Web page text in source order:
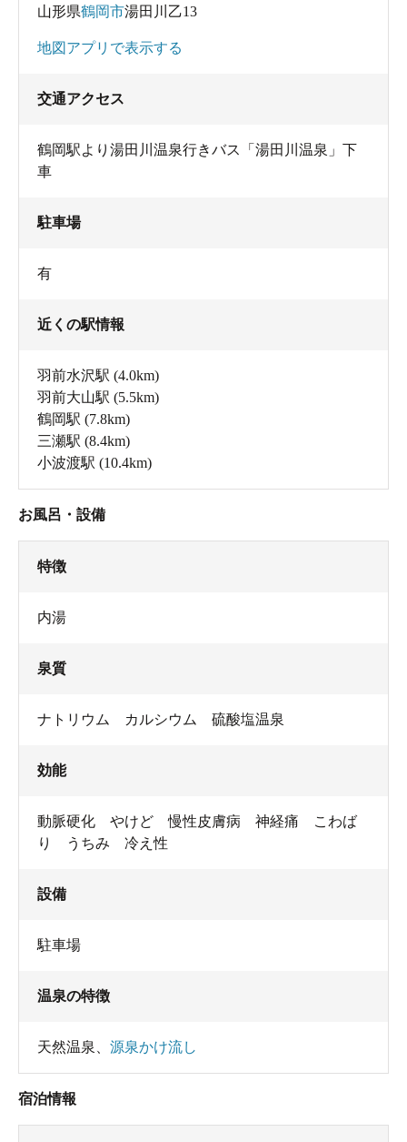
山形県鶴岡市湯田川乙13
地図アプリで表示する
交通アクセス
鶴岡駅より湯田川温泉行きバス「湯田川温泉」下
車
駐車場
有
近くの駅情報
羽前水沢駅 (4.0km)
羽前大山駅 (5.5km)
鶴岡駅 (7.8km)
三瀬駅 (8.4km)
小波渡駅 (10.4km)
お風呂・設備
特徴
内湯
泉質
ナトリウム カルシウム 硫酸塩温泉
効能
動脈硬化 やけど 慢性皮膚病 神経痛 こわば
り うちみ 冷え性
設備
駐車場
温泉の特徴
天然温泉 源泉かけ流し
宿泊情報